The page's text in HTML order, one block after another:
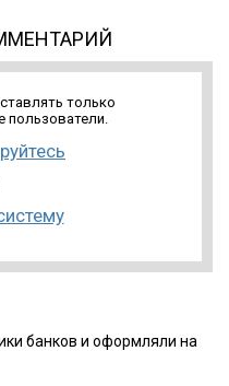
только
пользователи.
банков и оформляли на